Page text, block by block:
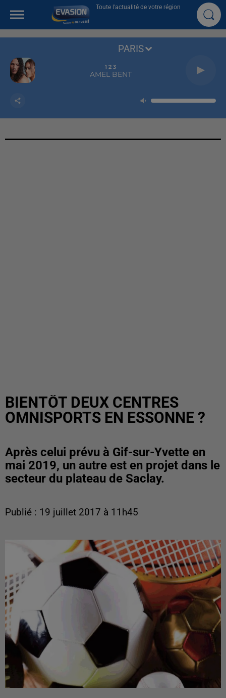
Toute l'actualité de votre région
1 2 3
AMEL BENT
PARIS
BIENTÔT DEUX CENTRES
OMNISPORTS EN ESSONNE ?
Après celui prévu à Gif-sur-Yvette en
mai 2019, un autre est en projet dans le
secteur du plateau de Saclay.
Publié : 19 juillet 2017 à 11h45